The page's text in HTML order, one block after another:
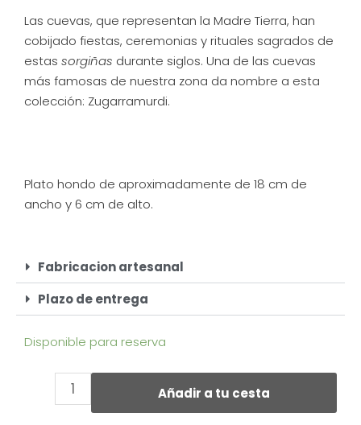
Las cuevas, que representan la Madre Tierra, han
cobijado fiestas, ceremonias y rituales sagrados de
estas sorgiñas durante siglos. Una de las cuevas
más famosas de nuestra zona da nombre a esta
colección: Zugarramurdi.
Plato hondo de aproximadamente de 18 cm de
ancho y 6 cm de alto.
Fabricacion artesanal
Plazo de entrega
Disponible para reserva
Añadir a tu cesta